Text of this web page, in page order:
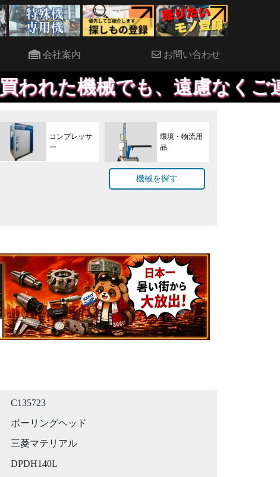
会社案内 お問い合わせ
遠慮なくご連絡ください。
コンプレッサ
ー
環境・物流用
品
機械を探す
C135723
ボーリングヘッド
三菱マテリアル
DPDH140L